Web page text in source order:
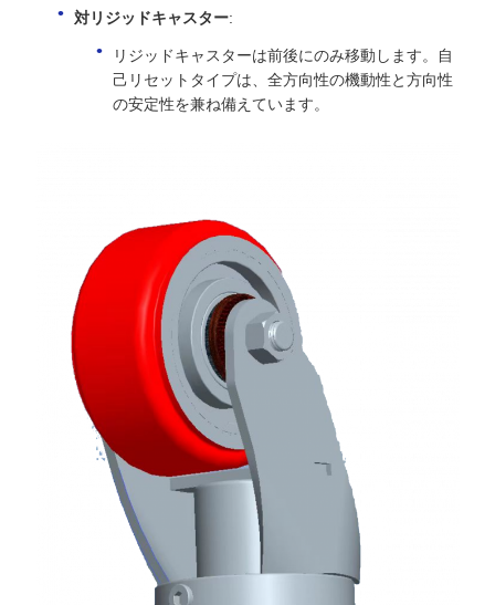
対リジッドキャスター:
リジッドキャスターは前後にのみ移動します。自
己リセットタイプは、全方向性の機動性と方向性
の安定性を兼ね備えています。